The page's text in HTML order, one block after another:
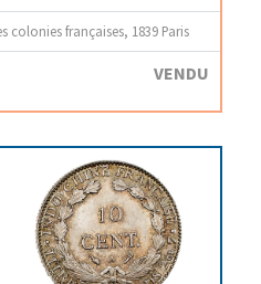
colonies françaises, 1839 Paris
VENDU